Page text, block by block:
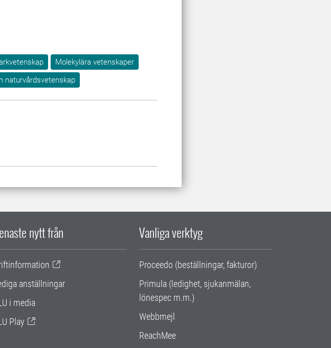
Molekylära vetenskaper
naturvårdsvetenskap
nytt från
anställningar
i media
Play
Vanliga verktyg
Proceedo (beställningar, fakturor)
Primula (ledighet, sjukanmälan,
lönespec m.m.)
Webbmejl
ReachMee